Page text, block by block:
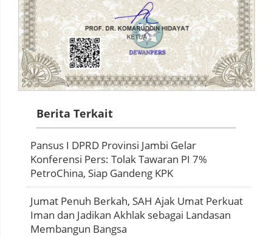
Berita Terkait
Pansus I DPRD Provinsi Jambi Gelar
Konferensi Pers: Tolak Tawaran PI 7%
PetroChina, Siap Gandeng KPK
Jumat Penuh Berkah, SAH Ajak Umat Perkuat
Iman dan Jadikan Akhlak sebagai Landasan
Membangun Bangsa